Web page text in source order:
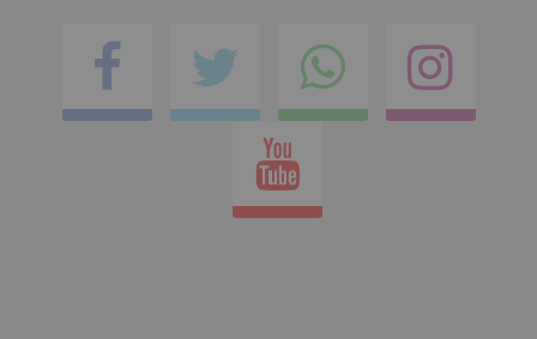
Facebook
Twitter
en
Youtube